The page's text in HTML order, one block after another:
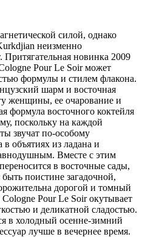
силой, однако
неизменно
новинка 2009
Pour Le Soir может
формулы и стилем флакона.
шарм и восточная
женщины, ее очарование и
формула восточного коктейля
поскольку на каждой
звучат по-особому
объятиях из ладана и
Вместе с этим
в восточные сады,
поистине загадочной,
дорогой и томный
Pour Le Soir окутывает
и деликатной сладостью.
в холодный осенне-зимний
лучше в вечернее время.